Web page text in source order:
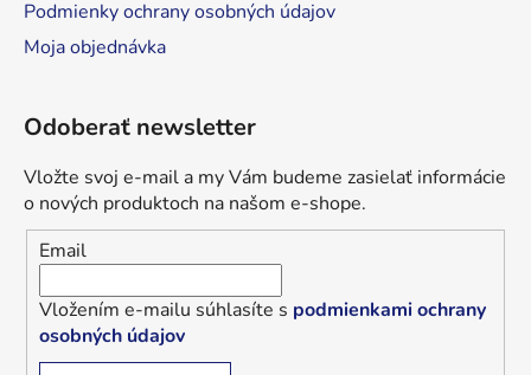
Podmienky ochrany osobných údajov
Moja objednávka
Odoberať newsletter
Vložte svoj e-mail a my Vám budeme zasielať informácie
o nových produktoch na našom e-shope.
Email
Vložením e-mailu súhlasíte s podmienkami ochrany
osobných údajov